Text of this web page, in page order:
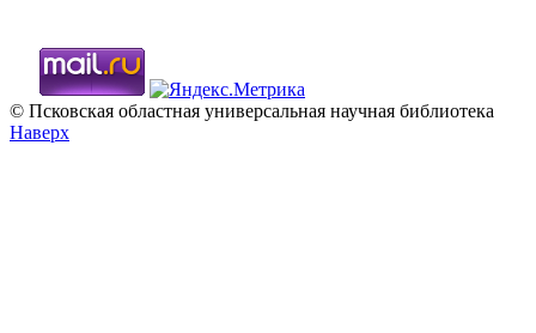
© Псковская областная универсальная научная библиотека
Наверх